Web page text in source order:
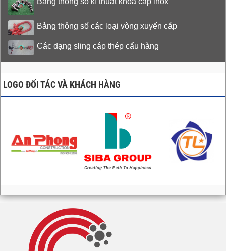
Bảng thông số các loại vòng xuyến cáp
Các dạng sling cáp thép cẩu hàng
LOGO ĐỐI TÁC VÀ KHÁCH HÀNG